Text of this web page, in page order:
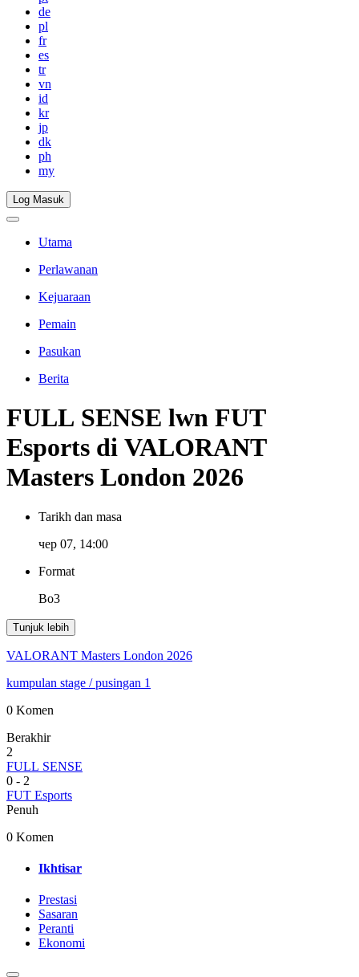
de
pl
fr
es
tr
vn
id
kr
jp
dk
ph
my
Log Masuk
Utama
Perlawanan
Kejuaraan
Pemain
Pasukan
Berita
FULL SENSE lwn FUT
Esports di VALORANT
Masters London 2026
Tarikh dan masa
чер 07, 14:00
Format
Bo3
Tunjuk lebih
VALORANT Masters London 2026
kumpulan stage / pusingan 1
0 Komen
Berakhir
2
FULL SENSE
0 - 2
FUT Esports
Penuh
0 Komen
Ikhtisar
Prestasi
Sasaran
Peranti
Ekonomi